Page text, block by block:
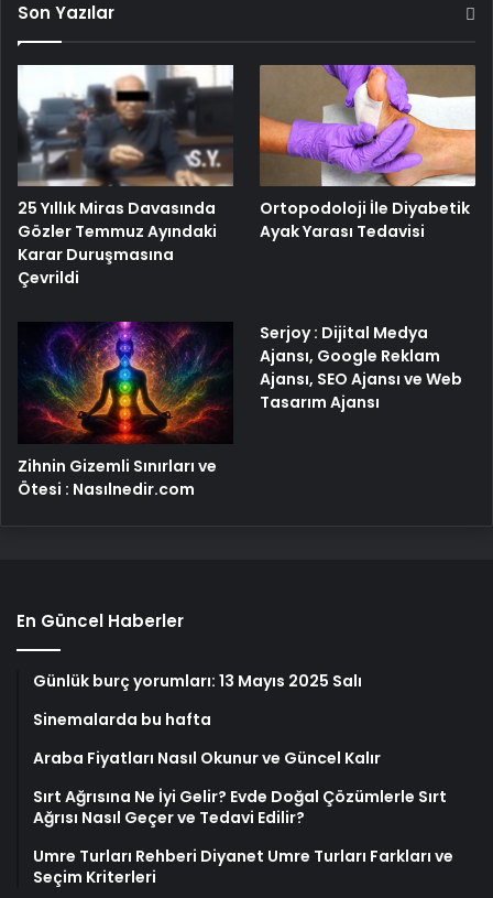
Son Yazılar
25 Yıllık Miras Davasında
Gözler Temmuz Ayındaki
Karar Duruşmasına
Çevrildi
Ortopodoloji İle Diyabetik
Ayak Yarası Tedavisi
Zihnin Gizemli Sınırları ve
Ötesi : Nasılnedir.com
Serjoy : Dijital Medya
Ajansı, Google Reklam
Ajansı, SEO Ajansı ve Web
Tasarım Ajansı
En Güncel Haberler
Günlük burç yorumları: 13 Mayıs 2025 Salı
Sinemalarda bu hafta
Araba Fiyatları Nasıl Okunur ve Güncel Kalır
Sırt Ağrısına Ne İyi Gelir? Evde Doğal Çözümlerle Sırt
Ağrısı Nasıl Geçer ve Tedavi Edilir?
Umre Turları Rehberi Diyanet Umre Turları Farkları ve
Seçim Kriterleri